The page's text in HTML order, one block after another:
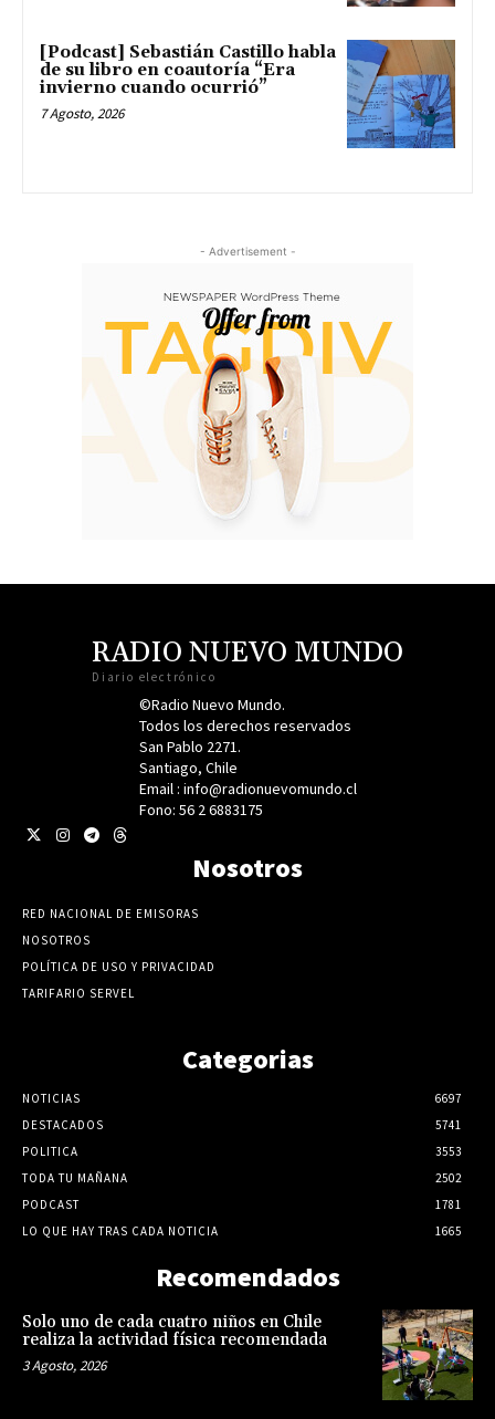
[Podcast] Sebastián Castillo habla
de su libro en coautoría “Era
invierno cuando ocurrió”
7 Agosto, 2026
- Advertisement -
RADIO NUEVO MUNDO
Diario electrónico
©Radio Nuevo Mundo.
Todos los derechos reservados
San Pablo 2271.
Santiago, Chile
Email : info@radionuevomundo.cl
Fono: 56 2 6883175
Nosotros
RED NACIONAL DE EMISORAS
NOSOTROS
POLÍTICA DE USO Y PRIVACIDAD
TARIFARIO SERVEL
Categorias
NOTICIAS
6697
DESTACADOS
5741
POLITICA
3553
TODA TU MAÑANA
2502
PODCAST
1781
LO QUE HAY TRAS CADA NOTICIA
1665
Recomendados
Solo uno de cada cuatro niños en Chile
realiza la actividad física recomendada
3 Agosto, 2026